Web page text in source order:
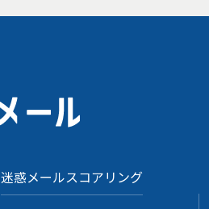
迷惑メールスコアリング